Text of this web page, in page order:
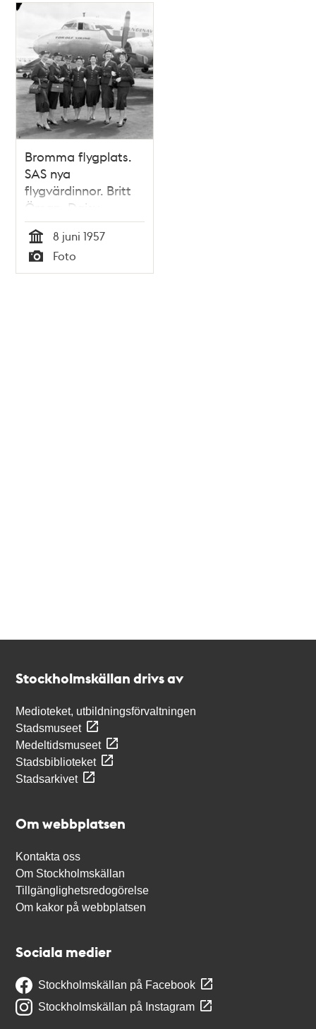
Bromma flygplats.
SAS nya
flygvärdinnor. Britt
Öman, Daisy
Orstadius, Helena
Hellichius, Birgitta
Forsell, Ulla-Britta
Erikson, Rose
Tid
8 juni 1957
Typ
Foto
Stockholmskällan drivs av
Medioteket, utbildningsförvaltningen
Stadsmuseet
Medeltidsmuseet
Stadsbiblioteket
Stadsarkivet
Om webbplatsen
Kontakta oss
Om Stockholmskällan
Tillgänglighetsredogörelse
Om kakor på webbplatsen
Sociala medier
Stockholmskällan på Facebook
Stockholmskällan på Instagram